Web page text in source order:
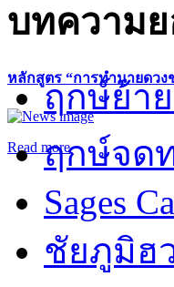
หลักสูตร “การทำนายดวง
Read more
บทความ
ฤกษ์ย้า
ฤกษ์จด
Sages
ชัยภูมิฮ